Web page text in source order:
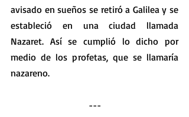
avisado en sueños se retiró a Galilea y se
estableció en una ciudad llamada
Nazaret. Así se cumplió lo dicho por
medio de los profetas, que se llamaría
nazareno.
---